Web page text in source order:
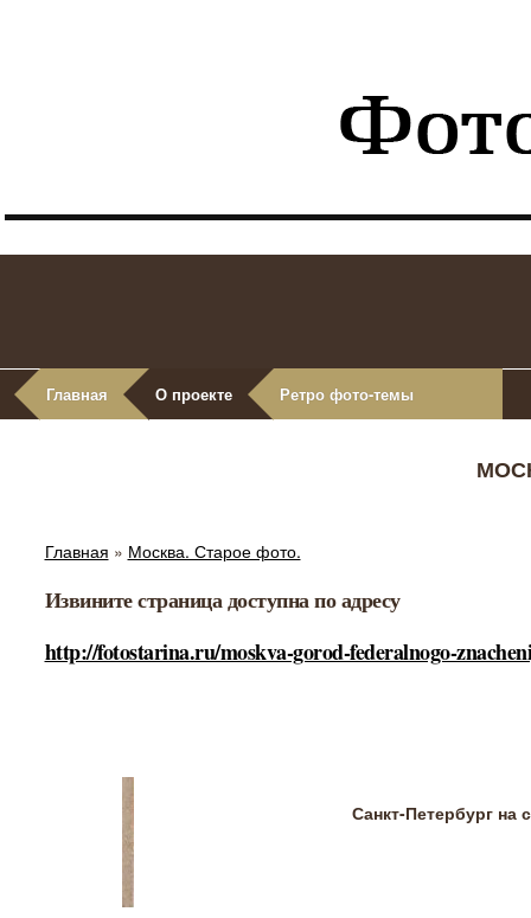
Главная О проекте Ретро фото-темы
Главная » Москва. Старое фото.
Извините страница доступна по адресу
http://fotostarina.ru/moskva-gorod-federalnogo-
Санкт-Петербург на